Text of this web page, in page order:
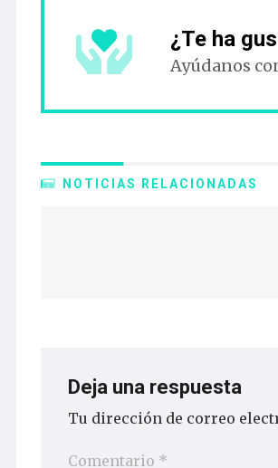
¿Te ha
Ayúdanos
NOTICIAS RELACIONADAS
Deja una respuesta
Tu dirección de correo